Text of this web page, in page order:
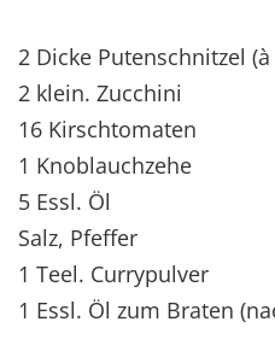
2 Dicke Putenschnitzel (à
2 klein. Zucchini
16 Kirschtomaten
1 Knoblauchzehe
5 Essl. Öl
Salz, Pfeffer
1 Teel. Currypulver
1 Essl. Öl zum Braten